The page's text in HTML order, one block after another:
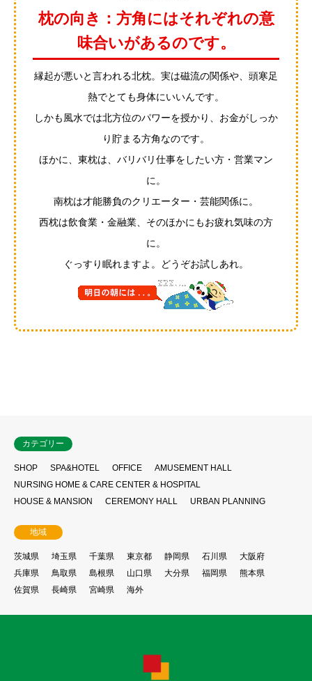
枕の向き：方角にはそれぞれの意
味合いがあるのです。
縁起が悪いと言われる北枕。実は磁流の関係や、頭寒足
熱でとても身体にいいんです。
しかも風水では北方位のパワーを授かり、お金がしっか
り貯まる方角なのです。
ほかに、東枕は、バリバリ仕事をしたい方・営業マン
に。
南枕は才能勝負のクリエーター・芸能関係に。
西枕は飲食業・金融業、そのほかにもお疲れ気味の方
に。
ぐっすり眠れますよ。どうぞお試しあれ。
カテゴリー
SHOP SPA&HOTEL OFFICE
AMUSEMENT HALL
NURSING HOME & CARE CENTER & HOSPITAL
HOUSE & MANSION
CEREMONY HALL URBAN PLANNING
地域
茨城県 埼玉県 千葉県 東京都 静岡県 石川県
大阪府
兵庫県
鳥取県 島根県 山口県 大分県 福岡県
熊本県
佐賀県
長崎県 宮崎県 海外